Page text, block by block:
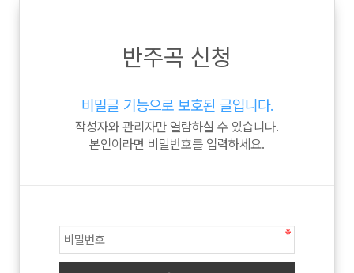
반주곡 신청
비밀글 기능으로 보호된 글입니다.
작성자와 관리자만 열람하실 수 있습니다.
본인이라면 비밀번호를 입력하세요.